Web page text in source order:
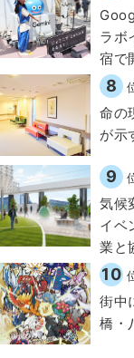
ラボ
宿で
8
命の
が示
9
気候
イベ
業と
10
街中
橋・